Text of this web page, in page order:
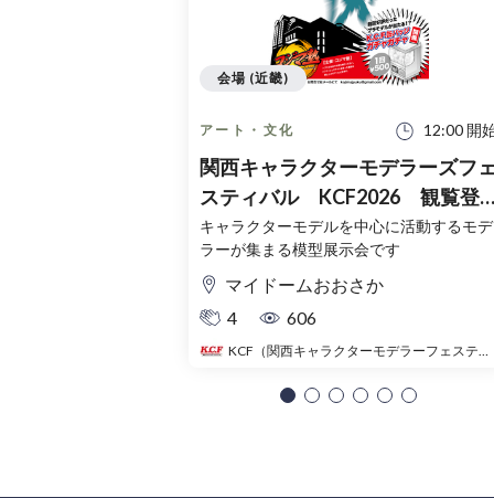
アート・文化 12:00 開
関西キャラクターモデラーズフ
スティバル KCF2026 観覧登
録チケット（無料）
キャラクターモデルを中心に活動するモデ
ラーが集まる模型展示会です
マイドームおおさか
4
606
会場 (近畿)